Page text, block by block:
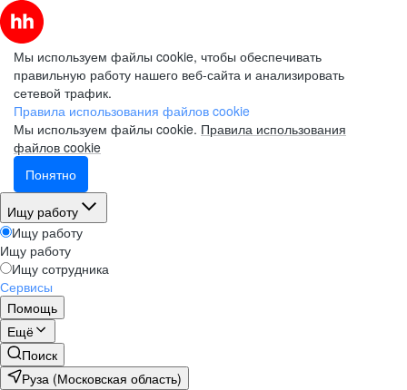
Мы используем файлы cookie, чтобы обеспечивать
правильную работу нашего веб-сайта и анализировать
сетевой трафик.
Правила использования файлов cookie
Мы используем файлы cookie. Правила использования
файлов cookie
Понятно
Ищу работу
Ищу работу
Ищу работу
Ищу сотрудника
Сервисы
Помощь
Ещё
Поиск
Руза (Московская область)